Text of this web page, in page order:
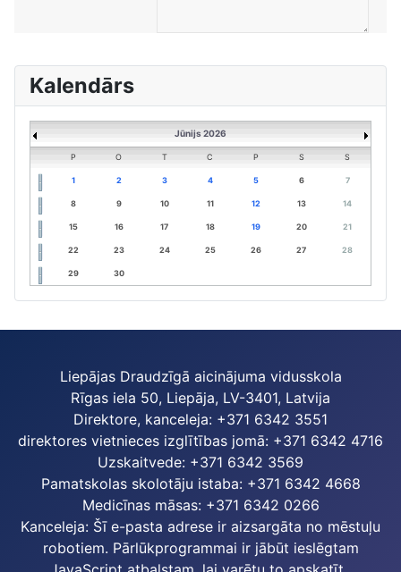
Kalendārs
Jūnijs 2026
P O T C P S S
1 2 3 4 5 6 7
8 9 10 11 12 13 14
15 16 17 18 19 20 21
22 23 24 25 26 27 28
29 30
Liepājas Draudzīgā aicinājuma vidusskola
Rīgas iela 50, Liepāja, LV-3401, Latvija
Direktore, kanceleja: +371 6342 3551
direktores vietnieces izglītības jomā: +371 6342 4716
Uzskaitvede: +371 6342 3569
Pamatskolas skolotāju istaba: +371 6342 4668
Medicīnas māsas: +371 6342 0266
Kanceleja: Šī e-pasta adrese ir aizsargāta no mēstuļu
robotiem. Pārlūkprogrammai ir jābūt ieslēgtam